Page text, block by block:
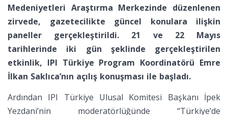
Medeniyetleri Araştırma Merkezinde düzenlenen
zirvede, gazetecilikte güncel konulara ilişkin
paneller gerçekleştirildi. 21 ve 22 Mayıs
tarihlerinde iki gün şeklinde gerçekleştirilen
etkinlik, IPI Türkiye Program Koordinatörü Emre
İlkan Saklıca’nın açılış konuşması ile başladı.
Ardından IPI Türkiye Ulusal Komitesi Başkanı İpek
Yezdani’nin moderatörlüğünde “Türkiye’de